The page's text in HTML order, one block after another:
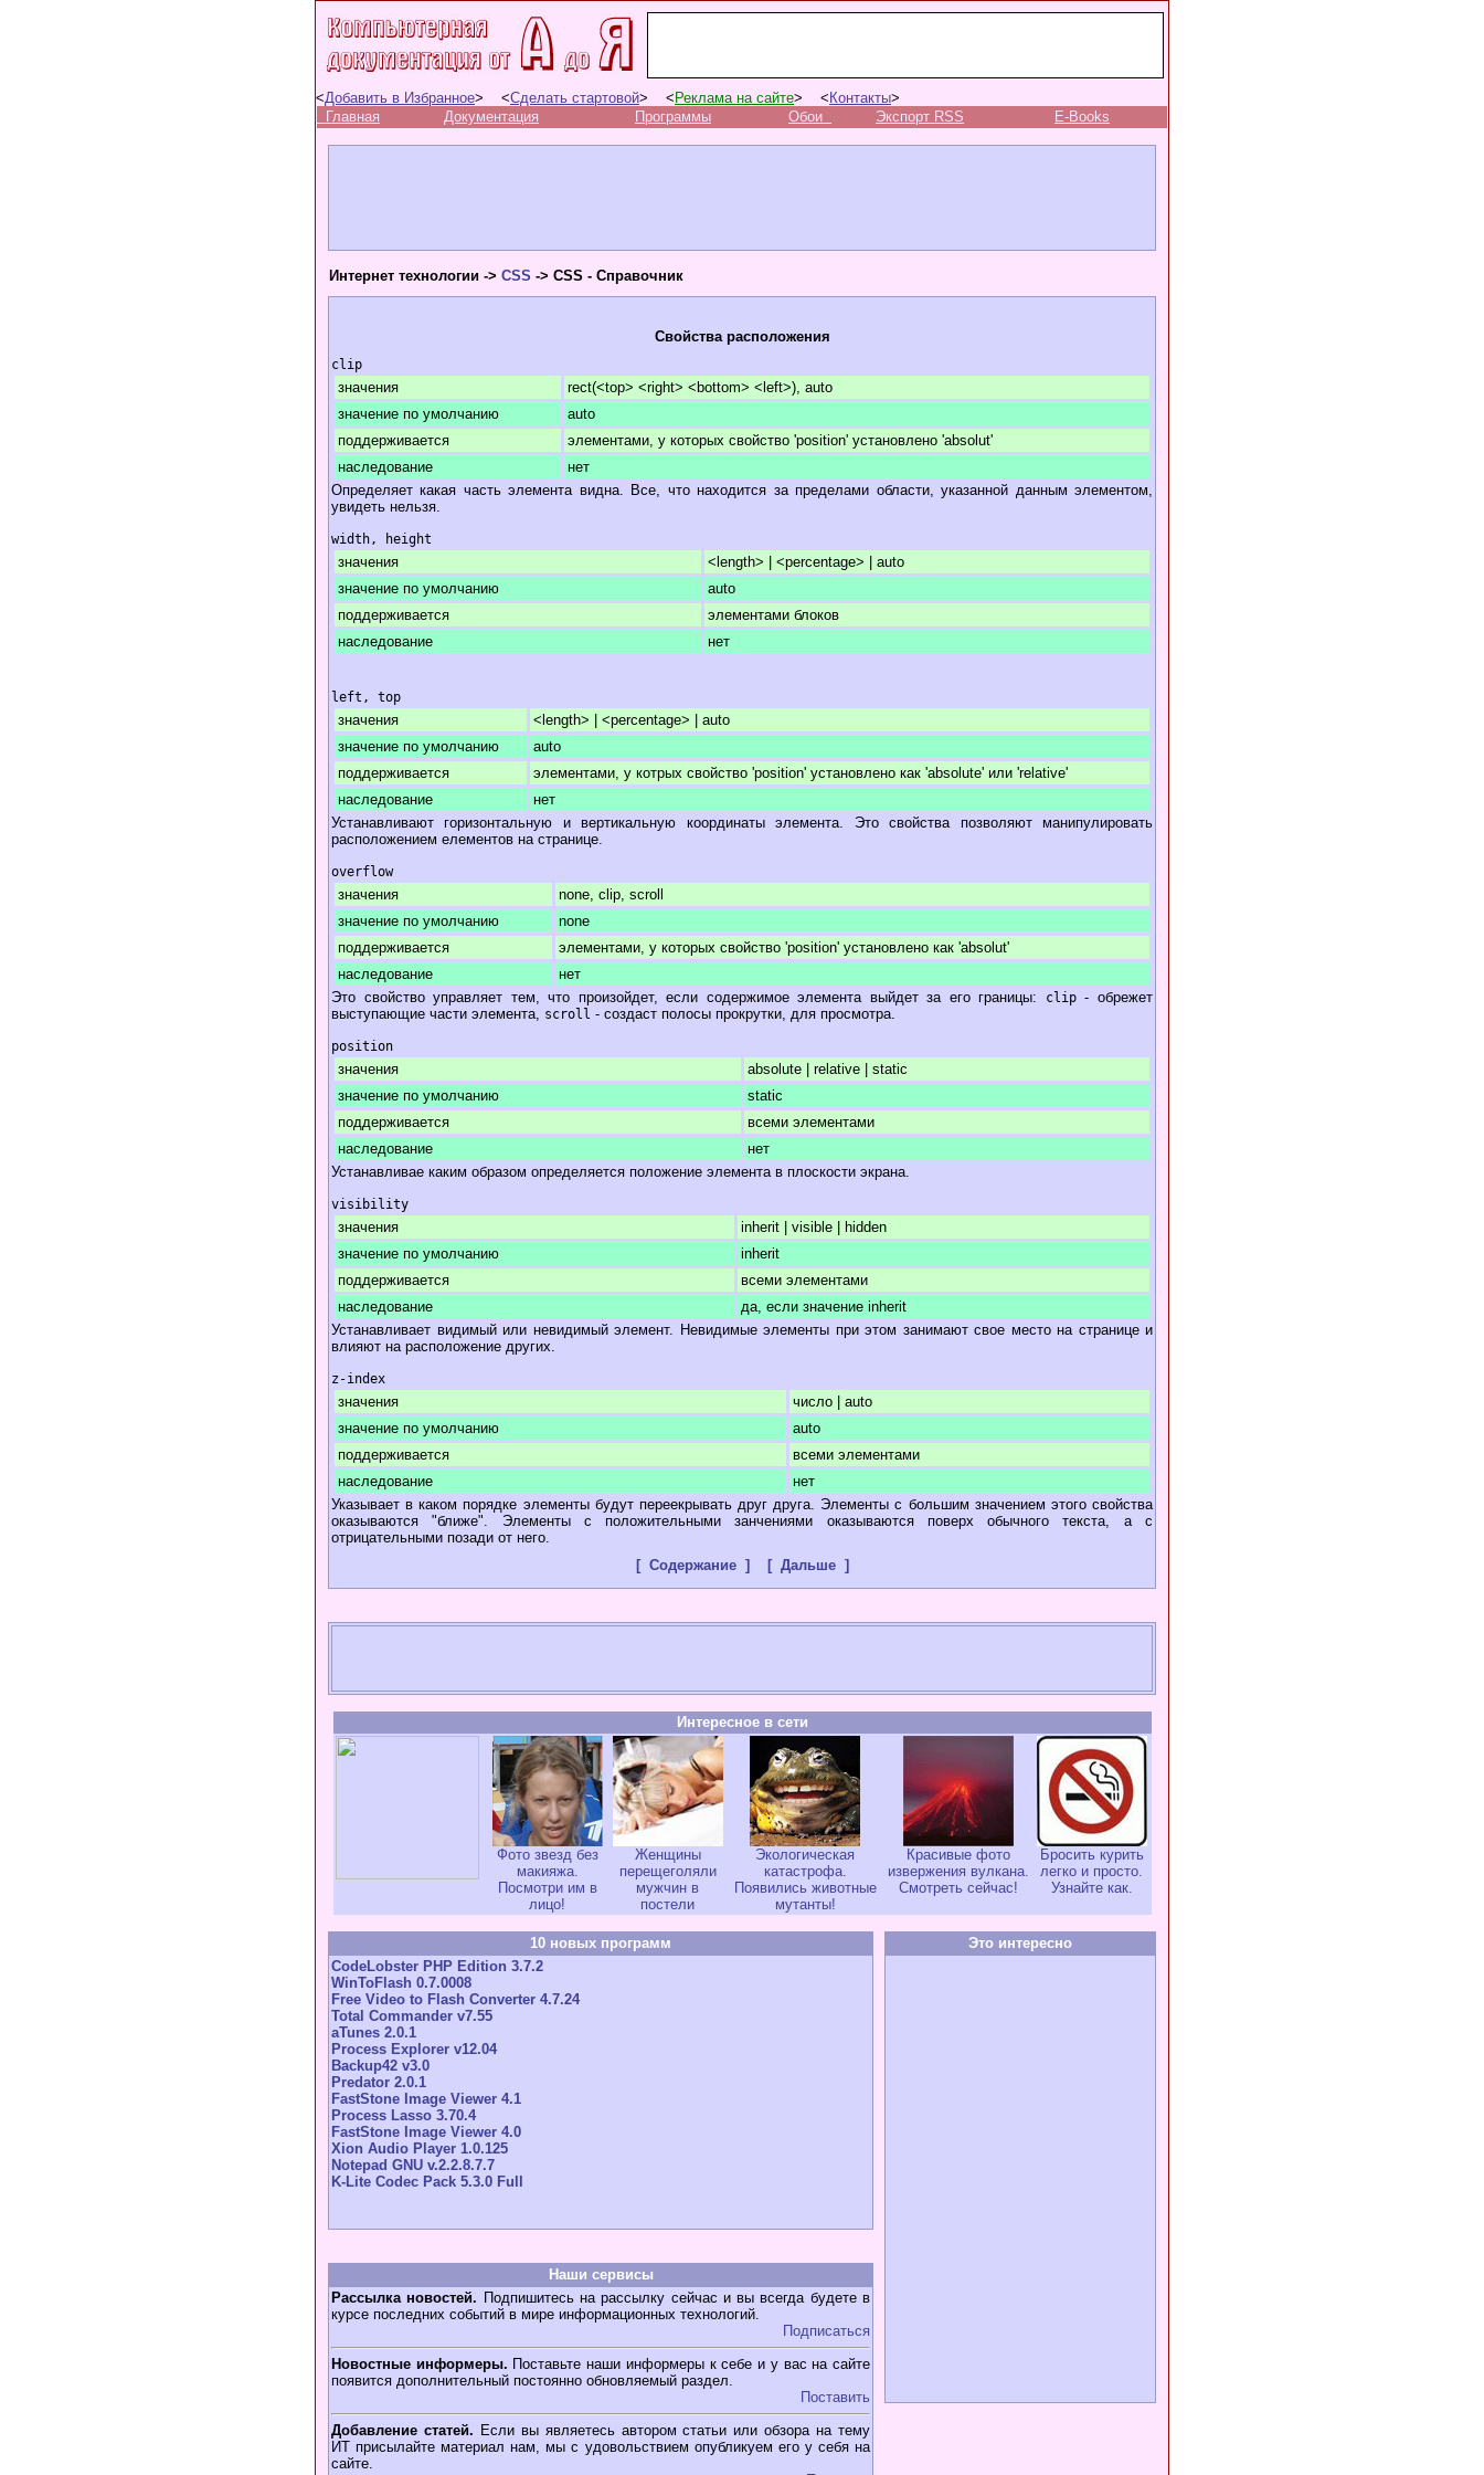
<Добавить в Избранное> <Сделать стартовой> < Реклама на сайте> < Контакты>
Главная
Документация Программы Обои Экспорт RSS E-Books
Интернет технологии -> CSS -> CSS - Справочник
Свойства расположения
clip
значения
rect(<top> <right> <bottom> <left>), auto
значение по умолчанию
auto
поддерживается
элементами, у которых свойство 'position' установлено 'absolut'
наследование
нет
Определяет какая часть элемента видна. Все, что находится за пределами области, указанной данным элементом,
увидеть нельзя.
width, height
значения
<length> | <percentage> | auto
значение по умолчанию
auto
поддерживается
элементами блоков
наследование
нет
left, top
значения
<length> | <percentage> | auto
значение по умолчанию
auto
поддерживается
элементами, у котрых свойство 'position' установлено как 'absolute' или 'relative'
наследование
нет
Устанавливают горизонтальную и вертикальную координаты элемента. Это свойства позволяют манипулировать
расположением елементов на странице.
overflow
значения
none, clip, scroll
значение по умолчанию
none
поддерживается
элементами, у которых свойство 'position' установлено как 'absolut'
наследование
нет
Это свойство управляет тем, что произойдет, если содержимое элемента выйдет за его границы:
clip- обрежет
выступающие части элемента,
scroll - создаст полосы прокрутки, для просмотра.
position
значения
absolute | relative | static
значение по умолчанию
static
поддерживается
всеми элементами
наследование
нет
Устанавливае каким образом определяется положение элемента в плоскости экрана.
visibility
значения
inherit | visible | hidden
значение по умолчанию
inherit
поддерживается
всеми элементами
наследование
да, если значение inherit
Устанавливает видимый или невидимый элемент. Невидимые элементы при этом занимают свое место на странице и
влияют на расположение других.
z-index
значения
число | auto
значение по умолчанию
auto
поддерживается
всеми элементами
наследование
нет
Указывает в каком порядке элементы будут переекрывать друг друга. Элементы с большим значением этого свойства
оказываются "ближе". Элементы с положительными занчениями оказываются поверх обычного текста, а с
отрицательными позади от него.
[ Содержание ]
[ Дальше ]
Интересное в сети
Фото звезд без
макияжа.
Посмотри им в
лицо!
Женщины
перещеголяли
мужчин в
постели
Экологическая
катастрофа.
Появились животные
мутанты!
Красивые фото
извержения вулкана.
Смотреть сейчас!
Бросить курить
легко и просто.
Узнайте как.
10 новых программ
CodeLobster PHP Edition 3.7.2
WinToFlash 0.7.0008
Free Video to Flash Converter 4.7.24
Total Commander v7.55
aTunes 2.0.1
Process Explorer v12.04
Backup42 v3.0
Predator 2.0.1
FastStone Image Viewer 4.1
Process Lasso 3.70.4
FastStone Image Viewer 4.0
Xion Audio Player 1.0.125
Notepad GNU v.2.2.8.7.7
K-Lite Codec Pack 5.3.0 Full
Наши сервисы
Рассылка новостей. Подпишитесь на рассылку сейчас и вы всегда будете в
курсе последних событий в мире информационных технологий.
Подписаться
Новостные информеры. Поставьте наши информеры к себе и у вас на сайте
появится дополнительный постоянно обновляемый раздел.
Поставить
Добавление статей. Если вы являетесь автором статьи или обзора на тему
ИТ присылайте материал нам, мы с удовольствием опубликуем его у себя на
сайте.
Это интересно